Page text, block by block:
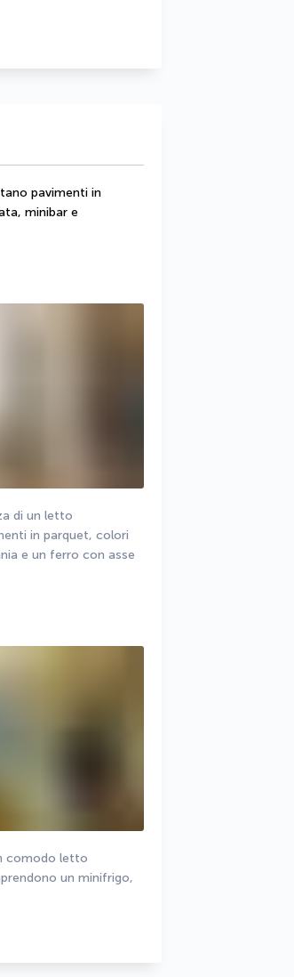
pavimenti in
minibar e
di un letto
in parquet, colori
e un ferro con asse
comodo letto
un minifrigo,